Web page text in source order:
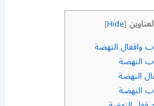
[
Hide
]
واقفال النهضة
النهضة
النهضة
النهضة